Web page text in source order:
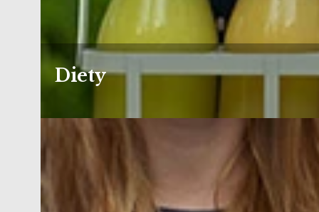
Diety